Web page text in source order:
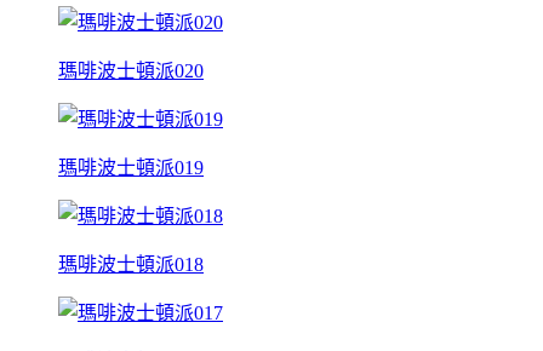
瑪啡波士頓派020
瑪啡波士頓派019
瑪啡波士頓派018